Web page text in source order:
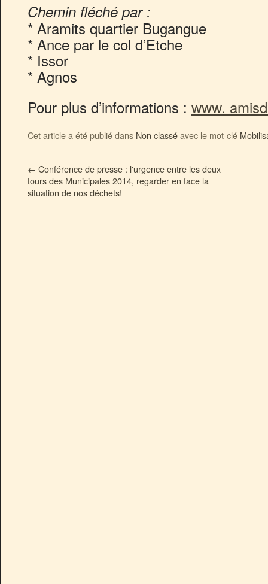
Chemin fléché par :
* Aramits quartier Bugangue
* Ance par le col d’Etche
* Issor
* Agnos
Pour plus d’informations : www.
Cet article a été publié dans Non classéavec le mot-clé
← Conférence de presse : l'urgence entre les deux
tours des Municipales 2014, regarder en face la
situation de nos déchets!